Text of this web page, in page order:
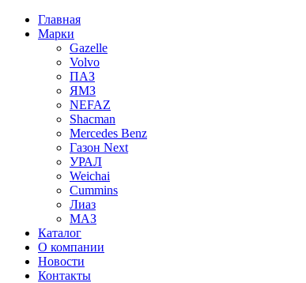
Главная
Марки
Gazelle
Volvo
ПАЗ
ЯМЗ
NEFAZ
Shacman
Mercedes Benz
Газон Next
УРАЛ
Weichai
Cummins
Лиаз
МАЗ
Каталог
О компании
Новости
Контакты